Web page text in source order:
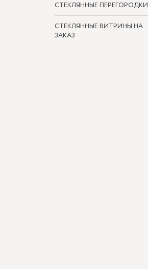
СТЕКЛЯННЫЕ ПЕРЕГОРОДКИ
СТЕКЛЯННЫЕ ВИТРИНЫ НА
ЗАКАЗ